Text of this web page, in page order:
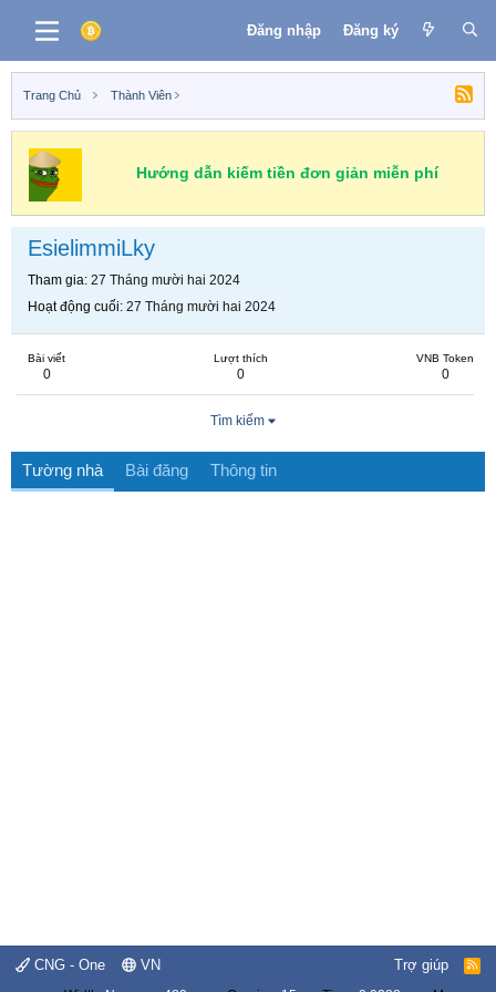
Đăng nhập Đăng ký
Trang Chủ Thành Viên
Hướng dẫn kiếm tiền đơn giản miễn phí
EsielimmiLky
Tham gia 27 Tháng mười hai 2024
Hoạt động cuối 27 Tháng mười hai 2024
Bài viết
0
Lượt thích
0
VNB Token
0
Tìm kiếm
Tường nhà Bài đăng Thông tin
CNG - One VN Trợ giúp
R